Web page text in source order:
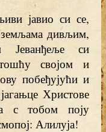
јавио си се,
дивљим,
Јеванђеље си
својом и
побеђујући и
Христове
с тобом поју
Алилуја!